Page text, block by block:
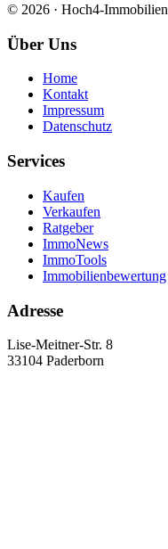
© 2026 · Hoch4-Immobilien
Über Uns
Home
Kontakt
Impressum
Datenschutz
Services
Kaufen
Verkaufen
Ratgeber
ImmoNews
ImmoTools
Immobilienbewertung
Adresse
Lise-Meitner-Str. 8
33104 Paderborn